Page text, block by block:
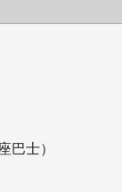
巴士）